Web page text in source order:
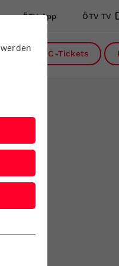
ÖTV App ÖTV TV
DC-Tickets